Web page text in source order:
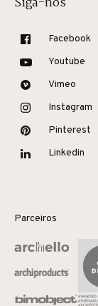
Facebook
Youtube
Vimeo
Instagram
Pinterest
Linkedin
Parceiros